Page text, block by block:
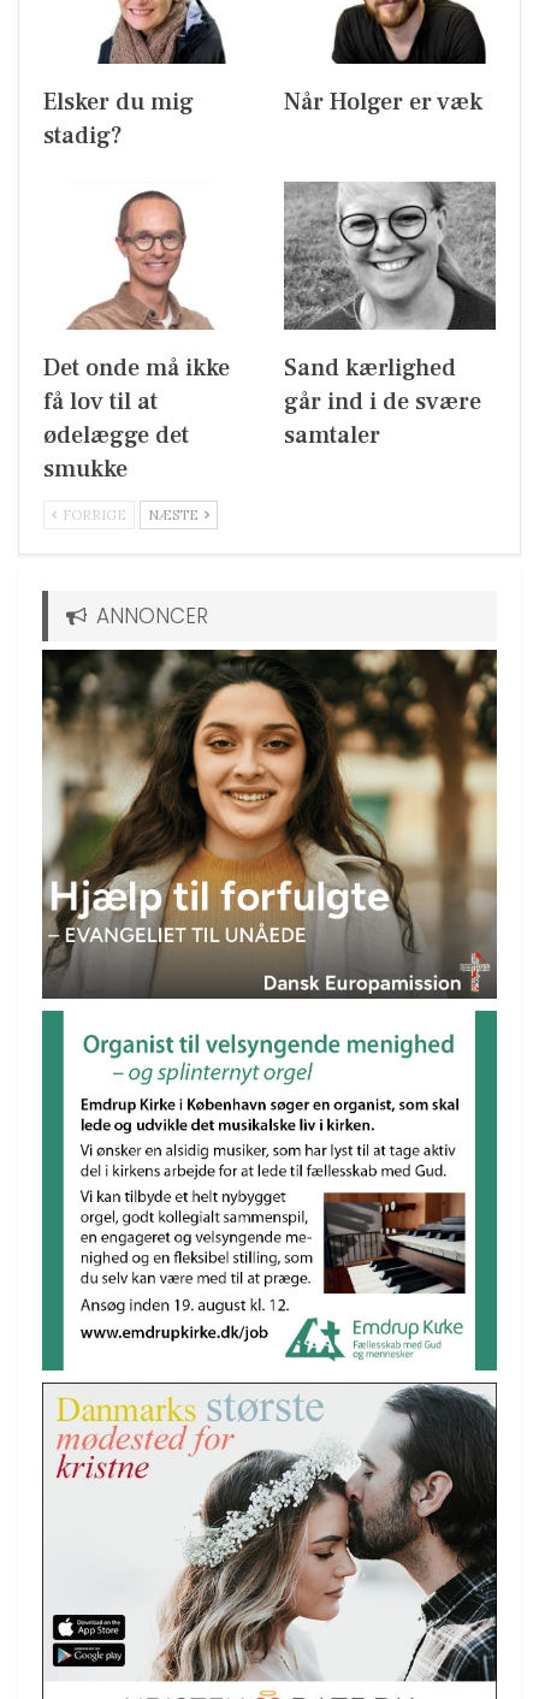
Elsker du mig
stadig?
Når Holger er væk
Det onde må ikke
få lov til at
ødelægge det
smukke
Sand kærlighed
går ind i de svære
samtaler
FORRIGE NÆSTE
ANNONCER